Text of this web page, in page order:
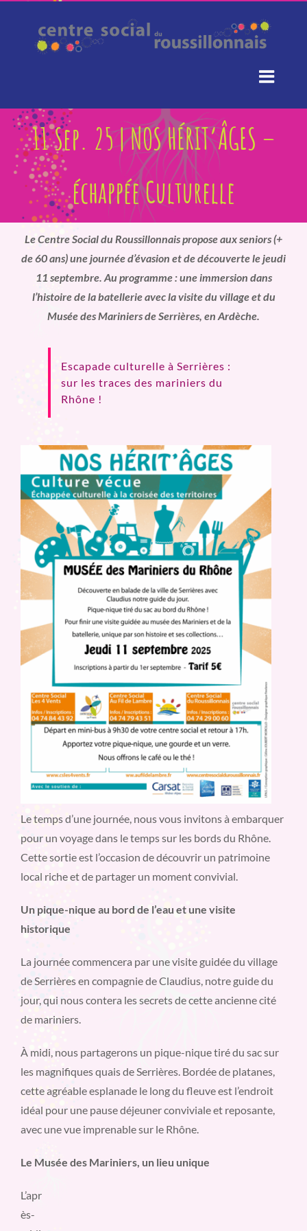
contenu
11 Sep. 25 | NOS HÉRIT’ÂGES –
échappée Culturelle
Le Centre Social du Roussillonnais propose aux seniors (+
de 60 ans) une journée d’évasion et de découverte le jeudi
11 septembre. Au programme : une immersion dans
l’histoire de la batellerie avec la visite du village et du
Musée des Mariniers de Serrières, en Ardèche.
Escapade culturelle à Serrières :
sur les traces des mariniers du
Rhône !
Le temps d’une journée, nous vous invitons à embarquer
pour un voyage dans le temps sur les bords du Rhône.
Cette sortie est l’occasion de découvrir un patrimoine
local riche et de partager un moment convivial.
Un pique-nique au bord de l’eau et une visite
historique
La journée commencera par une visite guidée du village
de Serrières en compagnie de Claudius, notre guide du
jour, qui nous contera les secrets de cette ancienne cité
de mariniers.
À midi, nous partagerons un pique-nique tiré du sac sur
les magnifiques quais de Serrières. Bordée de platanes,
cette agréable esplanade le long du fleuve est l’endroit
idéal pour une pause déjeuner conviviale et reposante,
avec une vue imprenable sur le Rhône.
Le Musée des Mariniers, un lieu unique
L’apr
ès-